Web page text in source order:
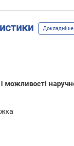
Докладніше
і можливості